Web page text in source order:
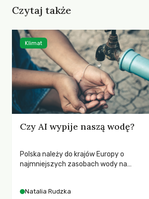
Czytaj także
Czy AI wypije naszą wodę?
Polska należy do krajów Europy o
najmniejszych zasobach wody na
wód gruntowych i kolejne rekordy
Natalia Rudzka
Klimat